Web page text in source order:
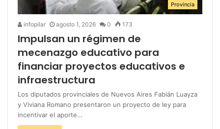
Provincia
infopilar agosto 1, 2026 0 173
Impulsan un régimen de
mecenazgo educativo para
financiar proyectos educativos e
infraestructura
Los diputados provinciales de Nuevos Aires Fabián Luayza
y Viviana Romano presentaron un proyecto de ley para
incentivar el aporte…